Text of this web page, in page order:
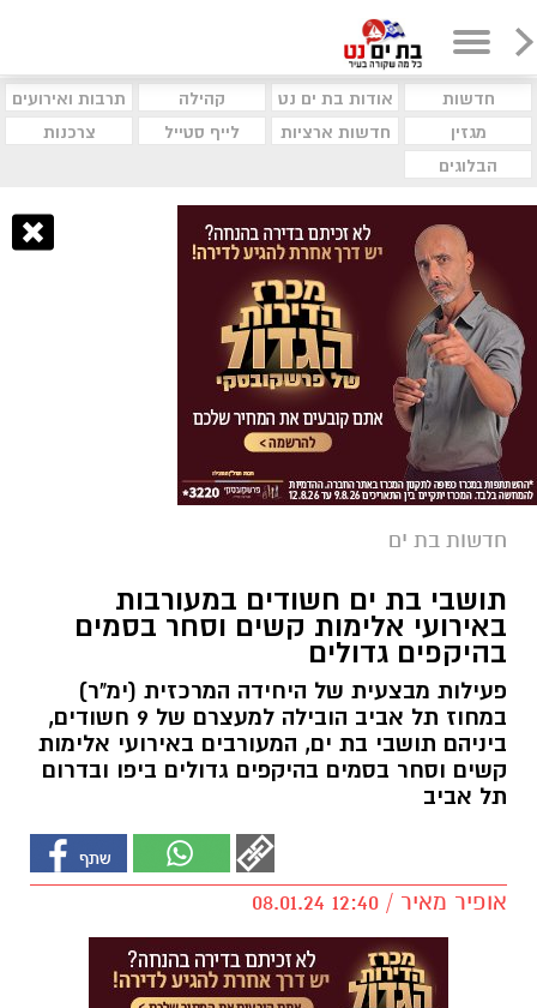
חדשות אודות בת ים נט קהילה
תרבות ואירועים
מגזין
חדשות ארציות לייף סטייל
צרכנות
הבלוגים
חדשות בת ים
תושבי בת ים חשודים במעורבות
באירועי אלימות קשים וסחר בסמים
בהיקפים גדולים
פעילות מבצעית של היחידה המרכזית (ימ"ר)
במחוז תל אביב הובילה למעצרם של 9 חשודים,
ביניהם תושבי בת ים, המעורבים באירועי אלימות
קשים וסחר בסמים בהיקפים גדולים ביפו ובדרום
תל אביב
אופיר מאיר / 12:40 08.01.24